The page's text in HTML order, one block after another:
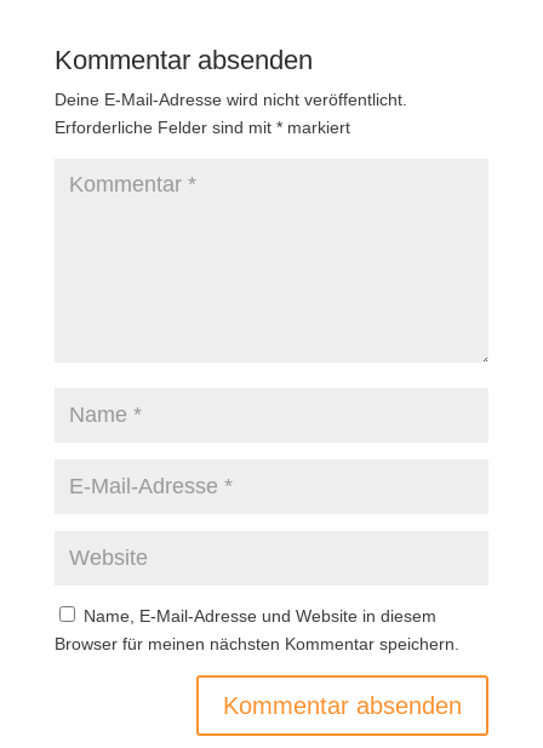
Kommentar absenden
Deine E-Mail-Adresse wird nicht veröffentlicht.
Erforderliche Felder sind mit *markiert
Name, E-Mail-Adresse und Website in diesem
Browser für meinen nächsten Kommentar speichern.